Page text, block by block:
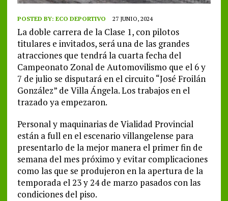
POSTED BY: ECO DEPORTIVO 27 JUNIO, 2024
La doble carrera de la Clase 1, con pilotos
titulares e invitados, será una de las grandes
atracciones que tendrá la cuarta fecha del
Campeonato Zonal de Automovilismo que el 6 y
7 de julio se disputará en el circuito “José Froilán
González” de Villa Ángela. Los trabajos en el
trazado ya empezaron.
Personal y maquinarias de Vialidad Provincial
están a full en el escenario villangelense para
presentarlo de la mejor manera el primer fin de
semana del mes próximo y evitar complicaciones
como las que se produjeron en la apertura de la
temporada el 23 y 24 de marzo pasados con las
condiciones del piso.